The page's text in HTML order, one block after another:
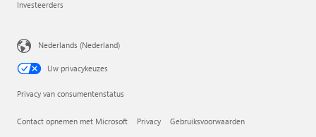
Investeerders
Nederlands (Nederland)
Uw privacykeuzes
Privacy van consumentenstatus
Contact opnemen met Microsoft Privacy Gebruiksvoorwaarden